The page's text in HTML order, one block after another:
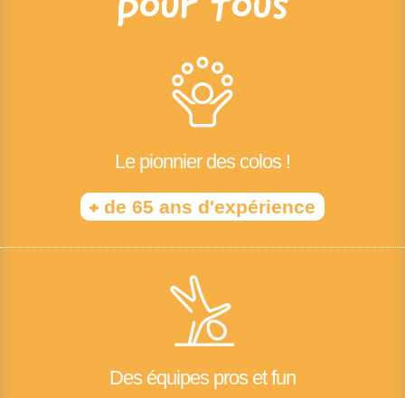
Le pionnier des colos !
+ de 65 ans d'expérience
Des équipes pros et fun